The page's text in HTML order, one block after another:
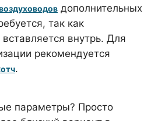
дополнительных
так как
внутрь. Для
рекомендуется
.
параметры? Просто